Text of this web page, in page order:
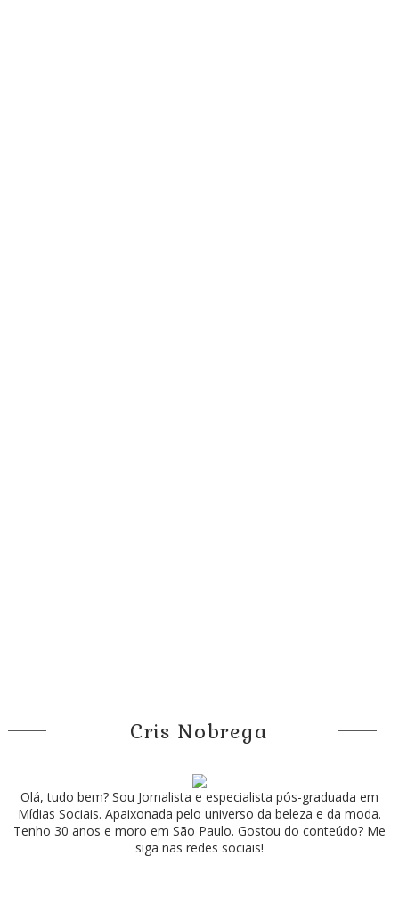
Cris Nobrega
Olá, tudo bem? Sou Jornalista e especialista pós-graduada em
Mídias Sociais. Apaixonada pelo universo da beleza e da moda.
Tenho 30 anos e moro em São Paulo. Gostou do conteúdo? Me
siga nas redes sociais!